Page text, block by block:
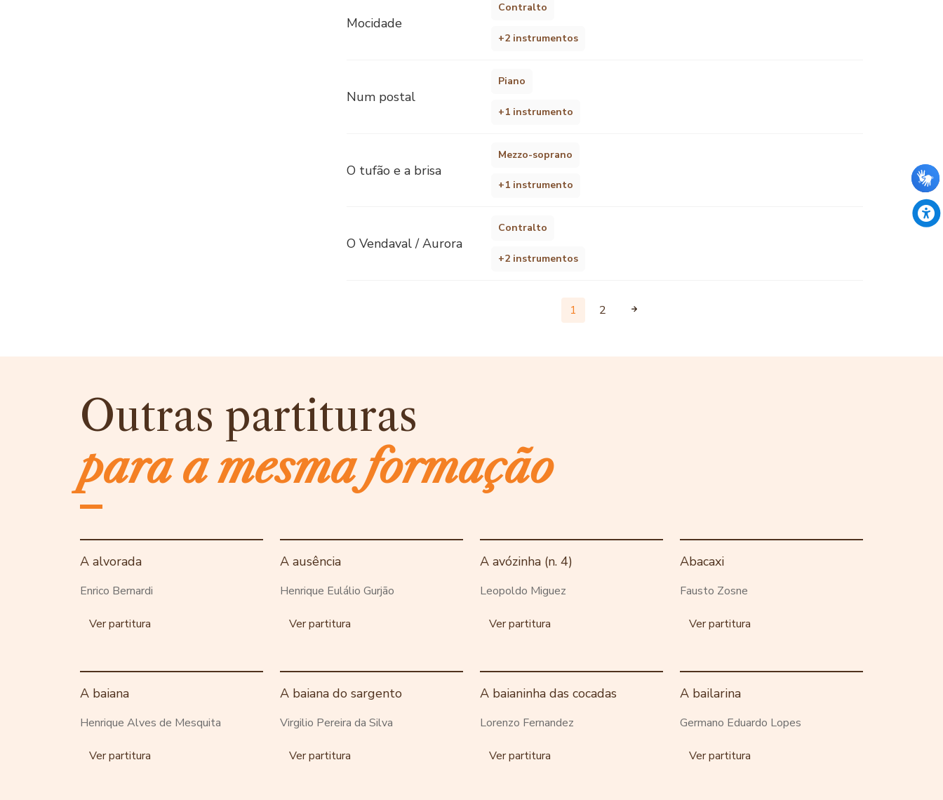
Mocidade
Contralto
+2 instrumentos
Num postal
Piano
+1 instrumento
O tufão e a brisa
Mezzo-soprano
+1 instrumento
O Vendaval / Aurora
Contralto
+2 instrumentos
1 2
Outras partituras
para a mesma formação
A alvorada
Enrico Bernardi
Ver partitura
A ausência
Henrique Eulálio Gurjão
Ver partitura
A avózinha (n. 4)
Leopoldo Miguez
Ver partitura
Abacaxi
Fausto Zosne
Ver partitura
A baiana
Henrique Alves de Mesquita
Ver partitura
A baiana do sargento
Virgilio Pereira da Silva
Ver partitura
A baianinha das cocadas
Lorenzo Fernandez
Ver partitura
A bailarina
Germano Eduardo Lopes
Ver partitura